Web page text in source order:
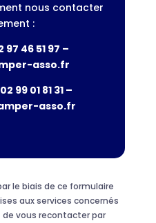
nous contacter
:
97 46 51 97 –
asso.fr
02 99 01 81 31 –
asso.fr
le biais de ce formulaire
aux services concernés
de vous recontacter par